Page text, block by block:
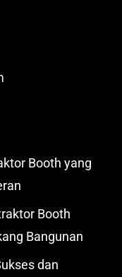
Booth yang
Booth
Bangunan
dan